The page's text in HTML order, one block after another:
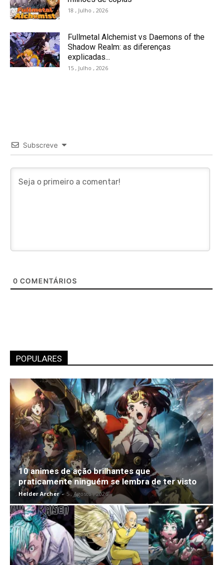
18 , Julho , 2026
Fullmetal Alchemist vs Daemons of the
Shadow Realm: as diferenças
explicadas...
15 , Julho , 2026
Subscreve
0 COMENTÁRIOS
POPULARES
10 animes de ação brilhantes que
praticamente ninguém se lembra de ter visto
Helder Archer - 5 , Agosto , 2026